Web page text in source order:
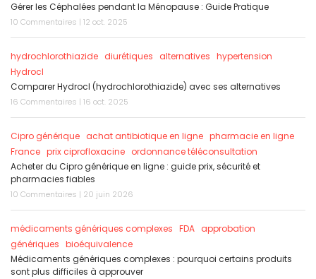
Gérer les Céphalées pendant la Ménopause : Guide Pratique
10 Commentaires | 12 oct. 2025
hydrochlorothiazide diurétiques alternatives hypertension
Hydrocl
Comparer Hydrocl (hydrochlorothiazide) avec ses alternatives
16 Commentaires | 16 oct. 2025
Cipro générique achat antibiotique en ligne pharmacie en ligne
France prix ciprofloxacine ordonnance téléconsultation
Acheter du Cipro générique en ligne : guide prix, sécurité et
pharmacies fiables
10 Commentaires | 20 juin 2026
médicaments génériques complexes FDA approbation
génériques bioéquivalence
Médicaments génériques complexes : pourquoi certains produits
sont plus difficiles à approuver